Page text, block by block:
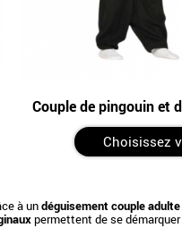
Couple de pingouin et
Choisissez
à undéguisement couple adulte
permettent de se